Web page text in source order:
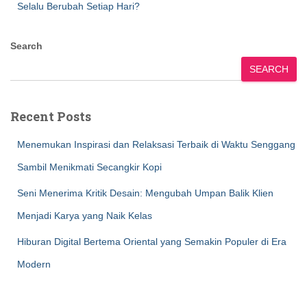
Selalu Berubah Setiap Hari?
Search
SEARCH
Recent Posts
Menemukan Inspirasi dan Relaksasi Terbaik di Waktu Senggang
Sambil Menikmati Secangkir Kopi
Seni Menerima Kritik Desain: Mengubah Umpan Balik Klien
Menjadi Karya yang Naik Kelas
Hiburan Digital Bertema Oriental yang Semakin Populer di Era
Modern